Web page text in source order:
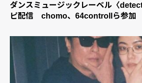
ダンスミュージックレーベル〈
ピ配信 chomo、64controllら参加